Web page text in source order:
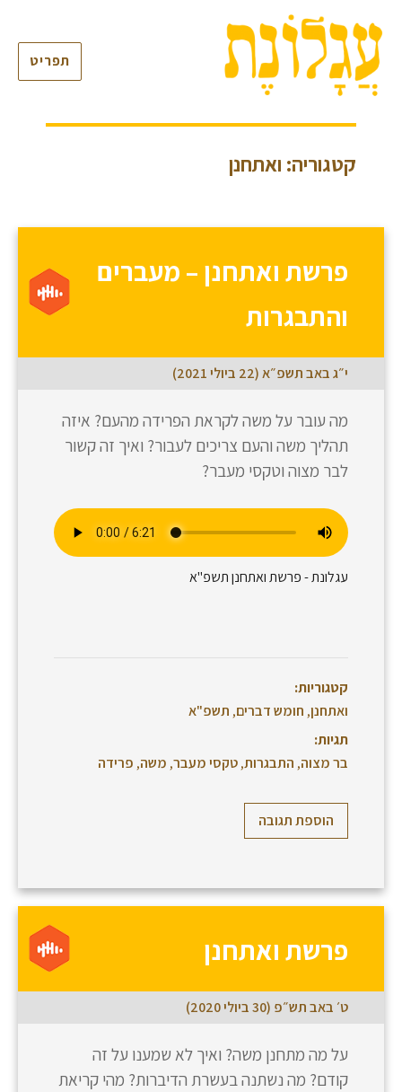
תפריט
קטגוריה: ואתחנן
פרשת ואתחנן – מעברים
והתבגרות
י״ג באב תשפ״א (22 ביולי 2021)
מה עובר על משה לקראת הפרידה מהעם? איזה
תהליך משה והעם צריכים לעבור? ואיך זה קשור
לבר מצוה וטקסי מעבר?
עגלונת - פרשת ואתחנן תשפ"א
קטגוריות:
ואתחנן, חומש דברים, תשפ"א
תגיות:
בר מצוה, התבגרות,טקסי מעבר, משה, פרידה
הוספת תגובה
פרשת ואתחנן
ט׳ באב תש״פ (30 ביולי 2020)
על מה מתחנן משה? ואיך לא שמענו על זה
קודם? מה נשתנה בעשרת הדיברות? מהי קריאת